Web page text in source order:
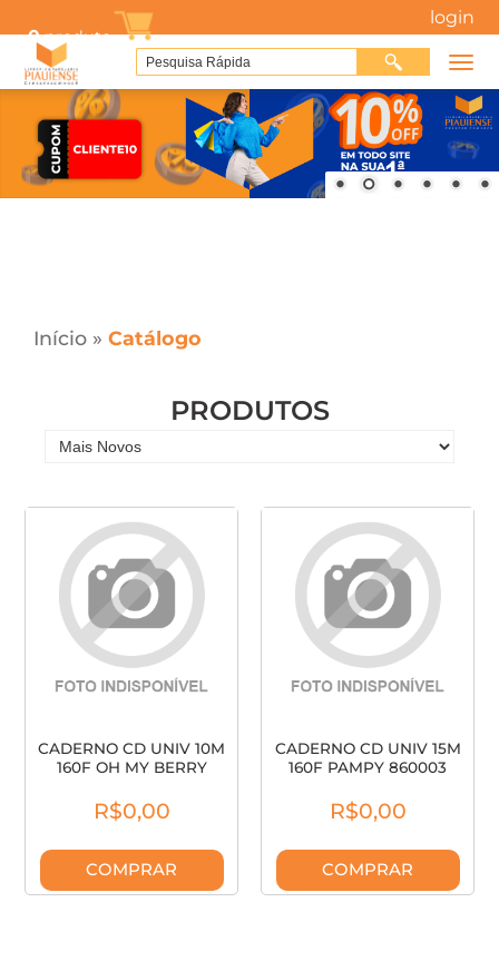
0produto
login
Início » Catálogo
PRODUTOS
CADERNO CD UNIV 10M
160F OH MY BERRY
R$0,00
COMPRAR
CADERNO CD UNIV 15M
160F PAMPY 860003
R$0,00
COMPRAR